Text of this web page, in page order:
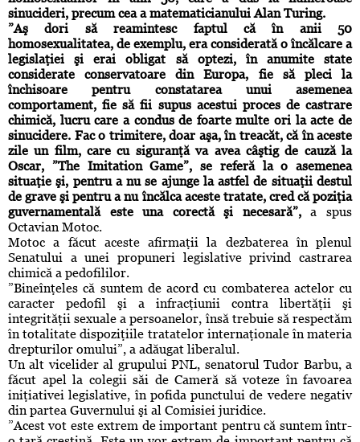
sinucideri, precum cea a matematicianului Alan Turing.
”Aş dori să reamintesc faptul că în anii 50
homosexualitatea, de exemplu, era considerată o încălcare a
legislaţiei şi erai obligat să optezi, în anumite state
considerate conservatoare din Europa, fie să pleci la
închisoare pentru constatarea unui asemenea
comportament, fie să fii supus acestui proces de castrare
chimică, lucru care a condus de foarte multe ori la acte de
sinucidere. Fac o trimitere, doar aşa, în treacăt, că în aceste
zile un film, care cu siguranţă va avea câştig de cauză la
Oscar, ”The Imitation Game”, se referă la o asemenea
situaţie şi, pentru a nu se ajunge la astfel de situaţii destul
de grave şi pentru a nu încălca aceste tratate, cred că poziţia
guvernamentală este una corectă şi necesară”,a spus
Octavian Motoc.
Motoc a făcut aceste afirmaţii la dezbaterea în plenul
Senatului a unei propuneri legislative privind castrarea
chimică a pedofililor.
”Bineînţeles că suntem de acord cu combaterea actelor cu
caracter pedofil şi a infracţiunii contra libertăţii şi
integrităţii sexuale a persoanelor, însă trebuie să respectăm
în totalitate dispoziţiile tratatelor internaţionale în materia
drepturilor omului”, a adăugat liberalul.
Un alt vicelider al grupului PNL, senatorulTudor Barbu, a
făcut apel la colegii săi de Cameră să voteze în favoarea
iniţiativei legislative, în pofida punctului de vedere negativ
din partea Guvernului şi al Comisiei juridice.
”Acest vot este extrem de important pentru că suntem într-